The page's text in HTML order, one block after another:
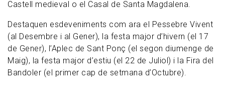
Castell medieval o el Casal de Santa Magdalena.
Destaquen esdeveniments com ara el Pessebre Vivent
(al Desembre i al Gener), la festa major d’hivern (el 17
de Gener), l’Aplec de Sant Ponç (el segon diumenge de
Maig), la festa major d’estiu (el 22 de Juliol) i la Fira del
Bandoler (el primer cap de setmana d’Octubre).